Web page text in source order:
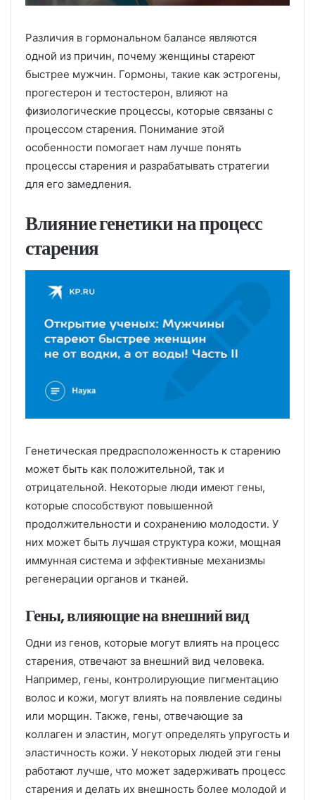
Различия в гормональном балансе являются
одной из причин, почему женщины стареют
быстрее мужчин. Гормоны, такие как эстрогены,
прогестерон и тестостерон, влияют на
физиологические процессы, которые связаны с
процессом старения. Понимание этой
особенности помогает нам лучше понять
процессы старения и разрабатывать стратегии
для его замедления.
Влияние генетики на процесс
старения
Генетическая предрасположенность к старению
может быть как положительной, так и
отрицательной. Некоторые люди имеют гены,
которые способствуют повышенной
продолжительности и сохранению молодости. У
них может быть лучшая структура кожи, мощная
иммунная система и эффективные механизмы
регенерации органов и тканей.
Гены, влияющие на внешний вид
Одни из генов, которые могут влиять на процесс
старения, отвечают за внешний вид человека.
Например, гены, контролирующие пигментацию
волос и кожи, могут влиять на появление седины
или морщин. Также, гены, отвечающие за
коллаген и эластин, могут определять упругость и
эластичность кожи. У некоторых людей эти гены
работают лучше, что может задерживать процесс
старения и делать их внешность более молодой и